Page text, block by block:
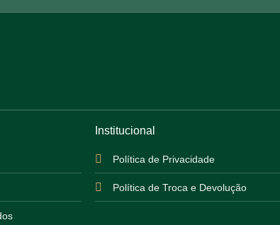
Institucional
Política de Privacidade
Política de Troca e Devolução